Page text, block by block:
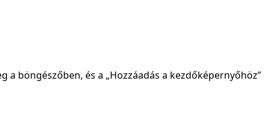
böngészőben, és a „Hozzáadás a kezdőképernyőhöz”